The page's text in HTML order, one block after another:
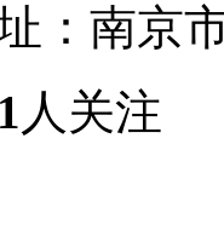
：南京
人关注